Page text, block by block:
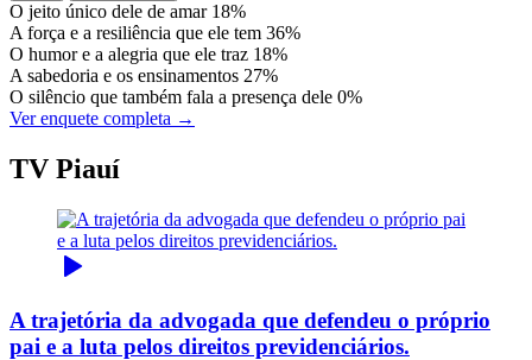
O jeito único dele de amar 18%
A força e a resiliência que ele tem 36%
O humor e a alegria que ele traz 18%
A sabedoria e os ensinamentos 27%
O silêncio que também fala a presença dele 0%
Ver enquete completa →
TV Piauí
A trajetória da advogada que defendeu o próprio
pai e a luta pelos direitos previdenciários.